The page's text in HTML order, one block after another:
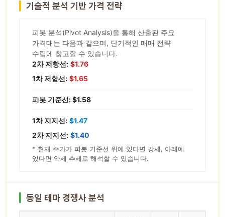
기술적 분석 기반 가격 전략
피봇 분석(Pivot Analysis)을 통해 산출된 주요
가격대는 다음과 같으며, 단기적인 매매 전략
수립에 참고할 수 있습니다.
2차 저항선: $1.76
1차 저항선: $1.65
피봇 기준선: $1.58
1차 지지선: $1.47
2차 지지선: $1.40
* 현재 주가가 피봇 기준선 위에 있다면 강세, 아래에
있다면 약세 추세로 해석할 수 있습니다.
동일 테마 경쟁사 분석